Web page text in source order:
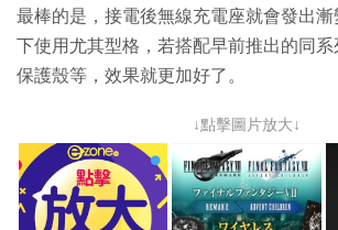
最棒的是，接電後無線充電座就會發出
下使用尤其型格，若搭配早前推出的同
保護殼等，效果就更加好了。
↓點擊圖片放大↓